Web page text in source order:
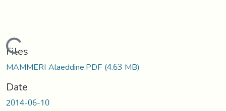
Loading...
Files
MAMMERI Alaeddine.PDF(4.63 MB)
Date
2014-06-10